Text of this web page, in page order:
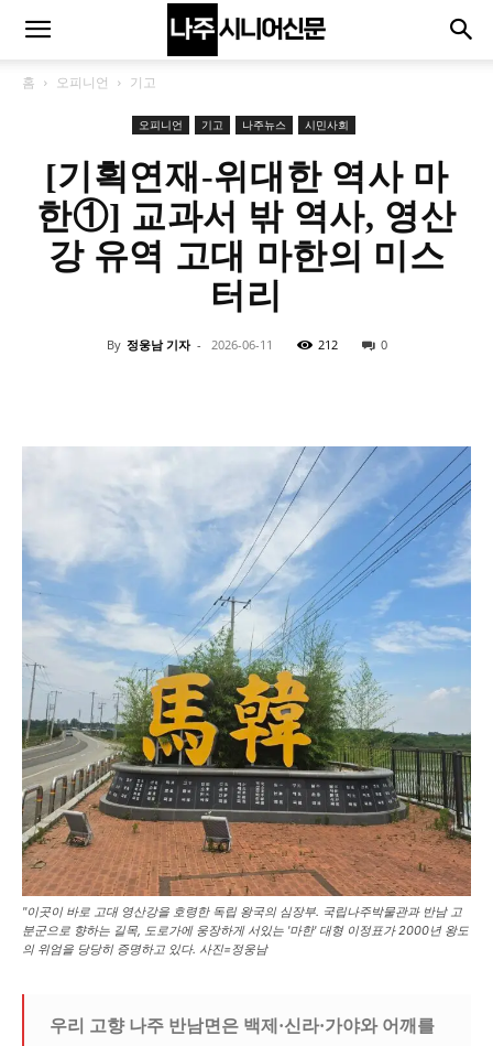
홈 오피니언 기고
오피니언 기고 나주뉴스 시민사회
[기획연재-위대한 역사 마
한①] 교과서 밖 역사, 영산
강 유역 고대 마한의 미스
터리
By 정웅남 기자 - 2026-06-11 212 0
"이곳이 바로 고대 영산강을 호령한 독립 왕국의 심장부. 국립나주박물관과 반남 고
분군으로 향하는 길목, 도로가에 웅장하게 서있는 '마한' 대형 이정표가 2000년 왕도
의 위엄을 당당히 증명하고 있다. 사진=정웅남
우리 고향 나주 반남면은 백제·신라·가야와 어깨를